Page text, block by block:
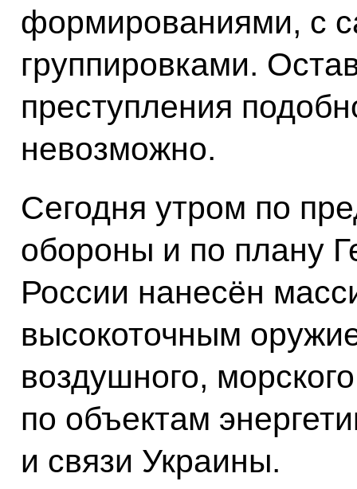
формированиями, с
группировками.
преступления
невозможно.
Сегодня утром по
обороны и по плану
России нанесён
высокоточным
воздушного,
по объектам
и связи Украины.